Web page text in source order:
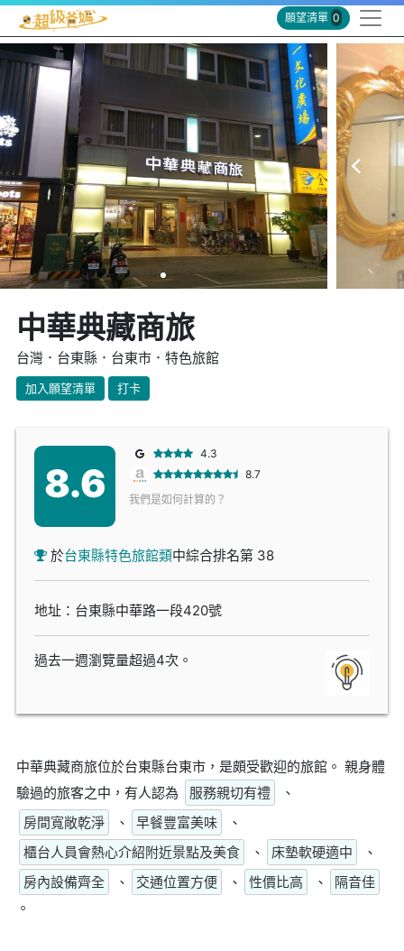
願望清單 0
中華典藏商旅
台灣．台東縣．台東市．特色旅館
加入願望清單 打卡
8.6
4.3
8.7
我們是如何計算的？
於台東縣特色旅館類中綜合排名第 38
地址：台東縣中華路一段420號
過去一週瀏覽量超過4次。
中華典藏商旅位於台東縣台東市，是頗受歡迎的旅館。 親身體
驗過的旅客之中，有人認為
服務親切有禮
、
房間寬敞乾淨
、 早餐豐富美味
、
櫃台人員會熱心介紹附近景點及美食
、 床墊軟硬適中
、
房內設備齊全
、 交通位置方便 、 性價比高 、
隔音佳
。